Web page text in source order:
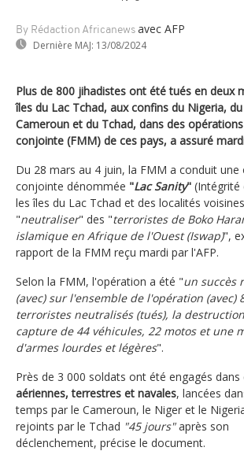
By Rédaction Africanews avec AFP
Dernière MAJ: 13/08/2024
Plus de 800 jihadistes ont été tués en deux
îles du Lac Tchad, aux confins du Nigeria,
Cameroun et du Tchad, dans des
conjointe (FMM) de ces pays, a assuré
Du 28 mars au 4 juin, la FMM a conduit une
conjointe dénommée "Lac Sanity" (Intégrité
les îles du Lac Tchad et des localités
"neutraliser" des "terroristes de Boko
islamique en Afrique de l'Ouest (Iswap)",
rapport de la FMM reçu mardi par l'AFP.
Selon la FMM, l'opération a été "un succès
(avec) sur l'ensemble de l'opération (avec)
terroristes neutralisés (tués), la
capture de 44 véhicules, 22 motos et une
d'armes lourdes et légères".
Près de 3 000 soldats ont été engagés dans
aériennes, terrestres et navales, lancées
temps par le Cameroun, le Niger et le
rejoints par le Tchad "45 jours"après son
déclenchement, précise le document.